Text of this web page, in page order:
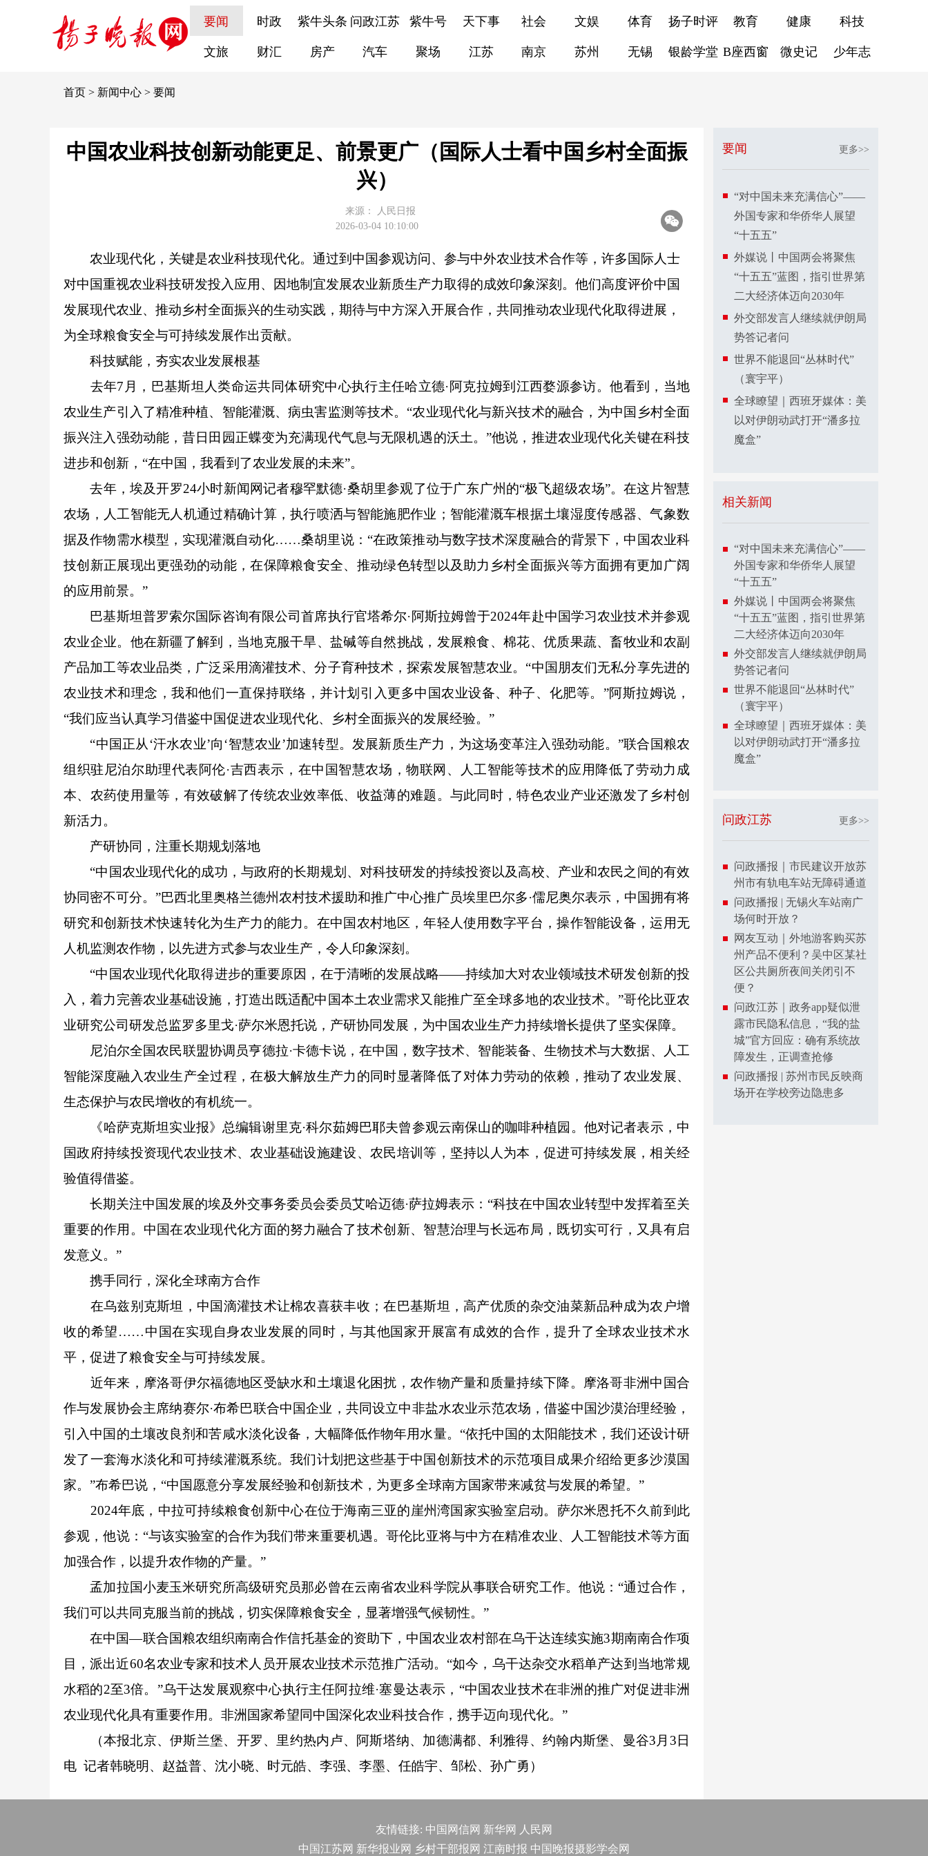
要闻 时政 紫牛头条 问政江苏 紫牛号 天下事 社会 文娱 体育 扬子时评 教育 健康 科技
文旅 财汇 房产 汽车 聚场 江苏 南京 苏州 无锡 银龄学堂 B座西窗 微史记 少年志
首页 > 新闻中心 > 要闻
中国农业科技创新动能更足、前景更广（国际人士看中国乡村全面振
兴）
来源：
人民日报
2026-03-04 10:10:00
农业现代化，关键是农业科技现代化。通过到中国参观访问、参与中外农业技术合作等，许多国际人士
对中国重视农业科技研发投入应用、因地制宜发展农业新质生产力取得的成效印象深刻。他们高度评价中国
发展现代农业、推动乡村全面振兴的生动实践，期待与中方深入开展合作，共同推动农业现代化取得进展，
为全球粮食安全与可持续发展作出贡献。
科技赋能，夯实农业发展根基
去年7月，巴基斯坦人类命运共同体研究中心执行主任哈立德·阿克拉姆到江西婺源参访。他看到，当地
农业生产引入了精准种植、智能灌溉、病虫害监测等技术。“农业现代化与新兴技术的融合，为中国乡村全面
振兴注入强劲动能，昔日田园正蝶变为充满现代气息与无限机遇的沃土。”他说，推进农业现代化关键在科技
进步和创新，“在中国，我看到了农业发展的未来”。
去年，埃及开罗24小时新闻网记者穆罕默德·桑胡里参观了位于广东广州的“极飞超级农场”。在这片智慧
农场，人工智能无人机通过精确计算，执行喷洒与智能施肥作业；智能灌溉车根据土壤湿度传感器、气象数
据及作物需水模型，实现灌溉自动化……桑胡里说：“在政策推动与数字技术深度融合的背景下，中国农业科
技创新正展现出更强劲的动能，在保障粮食安全、推动绿色转型以及助力乡村全面振兴等方面拥有更加广阔
的应用前景。”
巴基斯坦普罗索尔国际咨询有限公司首席执行官塔希尔·阿斯拉姆曾于2024年赴中国学习农业技术并参观
农业企业。他在新疆了解到，当地克服干旱、盐碱等自然挑战，发展粮食、棉花、优质果蔬、畜牧业和农副
产品加工等农业品类，广泛采用滴灌技术、分子育种技术，探索发展智慧农业。“中国朋友们无私分享先进的
农业技术和理念，我和他们一直保持联络，并计划引入更多中国农业设备、种子、化肥等。”阿斯拉姆说，
“我们应当认真学习借鉴中国促进农业现代化、乡村全面振兴的发展经验。”
“中国正从‘汗水农业’向‘智慧农业’加速转型。发展新质生产力，为这场变革注入强劲动能。”联合国粮农
组织驻尼泊尔助理代表阿伦·吉西表示，在中国智慧农场，物联网、人工智能等技术的应用降低了劳动力成
本、农药使用量等，有效破解了传统农业效率低、收益薄的难题。与此同时，特色农业产业还激发了乡村创
新活力。
产研协同，注重长期规划落地
“中国农业现代化的成功，与政府的长期规划、对科技研发的持续投资以及高校、产业和农民之间的有效
协同密不可分。”巴西北里奥格兰德州农村技术援助和推广中心推广员埃里巴尔多·儒尼奥尔表示，中国拥有将
研究和创新技术快速转化为生产力的能力。在中国农村地区，年轻人使用数字平台，操作智能设备，运用无
人机监测农作物，以先进方式参与农业生产，令人印象深刻。
“中国农业现代化取得进步的重要原因，在于清晰的发展战略——持续加大对农业领域技术研发创新的投
入，着力完善农业基础设施，打造出既适配中国本土农业需求又能推广至全球多地的农业技术。”哥伦比亚农
业研究公司研发总监罗多里戈·萨尔米恩托说，产研协同发展，为中国农业生产力持续增长提供了坚实保障。
尼泊尔全国农民联盟协调员亨德拉·卡德卡说，在中国，数字技术、智能装备、生物技术与大数据、人工
智能深度融入农业生产全过程，在极大解放生产力的同时显著降低了对体力劳动的依赖，推动了农业发展、
生态保护与农民增收的有机统一。
《哈萨克斯坦实业报》总编辑谢里克·科尔茹姆巴耶夫曾参观云南保山的咖啡种植园。他对记者表示，中
国政府持续投资现代农业技术、农业基础设施建设、农民培训等，坚持以人为本，促进可持续发展，相关经
验值得借鉴。
长期关注中国发展的埃及外交事务委员会委员艾哈迈德·萨拉姆表示：“科技在中国农业转型中发挥着至关
重要的作用。中国在农业现代化方面的努力融合了技术创新、智慧治理与长远布局，既切实可行，又具有启
发意义。”
携手同行，深化全球南方合作
在乌兹别克斯坦，中国滴灌技术让棉农喜获丰收；在巴基斯坦，高产优质的杂交油菜新品种成为农户增
收的希望……中国在实现自身农业发展的同时，与其他国家开展富有成效的合作，提升了全球农业技术水
平，促进了粮食安全与可持续发展。
近年来，摩洛哥伊尔福德地区受缺水和土壤退化困扰，农作物产量和质量持续下降。摩洛哥非洲中国合
作与发展协会主席纳赛尔·布希巴联合中国企业，共同设立中非盐水农业示范农场，借鉴中国沙漠治理经验，
引入中国的土壤改良剂和苦咸水淡化设备，大幅降低作物年用水量。“依托中国的太阳能技术，我们还设计研
发了一套海水淡化和可持续灌溉系统。我们计划把这些基于中国创新技术的示范项目成果介绍给更多沙漠国
家。”布希巴说，“中国愿意分享发展经验和创新技术，为更多全球南方国家带来减贫与发展的希望。”
2024年底，中拉可持续粮食创新中心在位于海南三亚的崖州湾国家实验室启动。萨尔米恩托不久前到此
参观，他说：“与该实验室的合作为我们带来重要机遇。哥伦比亚将与中方在精准农业、人工智能技术等方面
加强合作，以提升农作物的产量。”
孟加拉国小麦玉米研究所高级研究员那必曾在云南省农业科学院从事联合研究工作。他说：“通过合作，
我们可以共同克服当前的挑战，切实保障粮食安全，显著增强气候韧性。”
在中国—联合国粮农组织南南合作信托基金的资助下，中国农业农村部在乌干达连续实施3期南南合作项
目，派出近60名农业专家和技术人员开展农业技术示范推广活动。“如今，乌干达杂交水稻单产达到当地常规
水稻的2至3倍。”乌干达发展观察中心执行主任阿拉维·塞曼达表示，“中国农业技术在非洲的推广对促进非洲
农业现代化具有重要作用。非洲国家希望同中国深化农业科技合作，携手迈向现代化。”
（本报北京、伊斯兰堡、开罗、里约热内卢、阿斯塔纳、加德满都、利雅得、约翰内斯堡、曼谷3月3日
电 记者韩晓明、赵益普、沈小晓、时元皓、李强、李墨、任皓宇、邹松、孙广勇）
要闻 更多>>
“对中国未来充满信心”——
外国专家和华侨华人展望
“十五五”
外媒说丨中国两会将聚焦
“十五五”蓝图，指引世界第
二大经济体迈向2030年
外交部发言人继续就伊朗局
势答记者问
世界不能退回“丛林时代”
（寰宇平）
全球瞭望｜西班牙媒体：美
以对伊朗动武打开“潘多拉
魔盒”
相关新闻
“对中国未来充满信心”——
外国专家和华侨华人展望
“十五五”
外媒说丨中国两会将聚焦
“十五五”蓝图，指引世界第
二大经济体迈向2030年
外交部发言人继续就伊朗局
势答记者问
世界不能退回“丛林时代”
（寰宇平）
全球瞭望｜西班牙媒体：美
以对伊朗动武打开“潘多拉
魔盒”
问政江苏 更多>>
问政播报｜市民建议开放苏
州市有轨电车站无障碍通道
问政播报 | 无锡火车站南广
场何时开放？
网友互动｜外地游客购买苏
州产品不便利？吴中区某社
区公共厕所夜间关闭引不
便？
问政江苏｜政务app疑似泄
露市民隐私信息，“我的盐
城”官方回应：确有系统故
障发生，正调查抢修
问政播报 | 苏州市民反映商
场开在学校旁边隐患多
友情链接: 中国网信网 新华网
人民网
中国江苏网 新华报业网 乡村干部报网 江南时报 中国晚报摄影学会网